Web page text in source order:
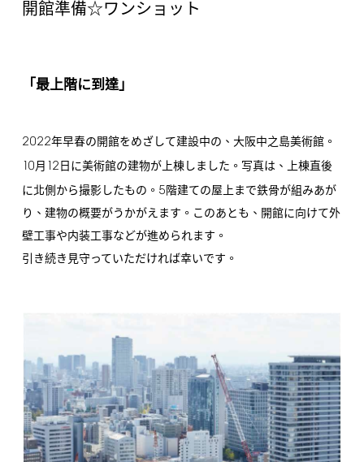
開館準備☆ワンショット
「最上階に到達」
2022年早春の開館をめざして建設中の、大阪中之島美術館。
10月 12 日に美術館の建物が上棟しました。写真は、上棟直後
に北側から撮影したもの。 5階建ての屋上まで鉄骨が組みあが
り、建物の概要がうかがえます。このあとも、開館に向けて外
壁工事や内装工事などが進められます。
引き続き見守っていただければ幸いです。